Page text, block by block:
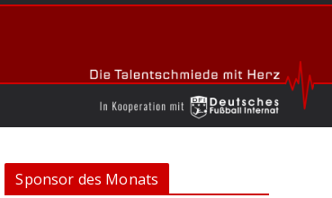
Sponsor des Monats